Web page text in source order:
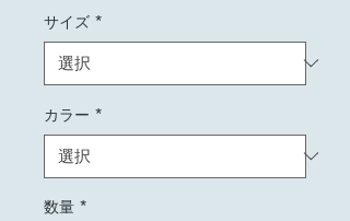
サイズ *
カラー *
数量 *